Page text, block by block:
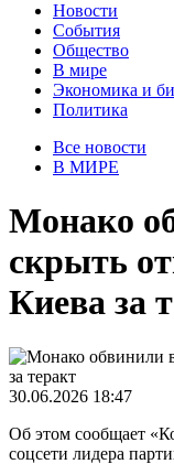
Новости
События
Общество
В мире
Экономика и
Политика
Все новости
В МИРЕ
Монако
скрыть
Киева за
30.06.2026 18:47
Об этом сообщает
соцсети лидера